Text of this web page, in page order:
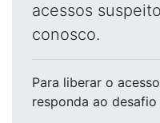
acessos
conosco.
Para liberar o acesso
responda ao desafio